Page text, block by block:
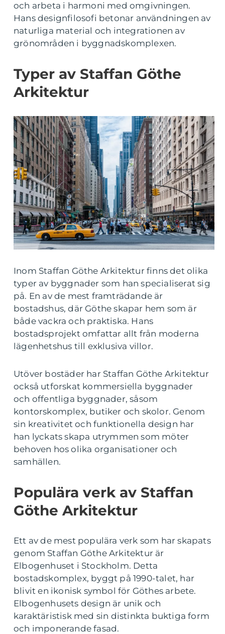
och arbeta i harmoni med omgivningen.
Hans designfilosofi betonar användningen av
naturliga material och integrationen av
grönområden i byggnadskomplexen.
Typer av Staffan Göthe
Arkitektur
Inom Staffan Göthe Arkitektur finns det olika
typer av byggnader som han specialiserat sig
på. En av de mest framträdande är
bostadshus, där Göthe skapar hem som är
både vackra och praktiska. Hans
bostadsprojekt omfattar allt från moderna
lägenhetshus till exklusiva villor.
Utöver bostäder har Staffan Göthe Arkitektur
också utforskat kommersiella byggnader
och offentliga byggnader, såsom
kontorskomplex, butiker och skolor. Genom
sin kreativitet och funktionella design har
han lyckats skapa utrymmen som möter
behoven hos olika organisationer och
samhällen.
Populära verk av Staffan
Göthe Arkitektur
Ett av de mest populära verk som har skapats
genom Staffan Göthe Arkitektur är
Elbogenhuset i Stockholm. Detta
bostadskomplex, byggt på 1990-talet, har
blivit en ikonisk symbol för Göthes arbete.
Elbogenhusets design är unik och
karaktäristisk med sin distinkta buktiga form
och imponerande fasad.